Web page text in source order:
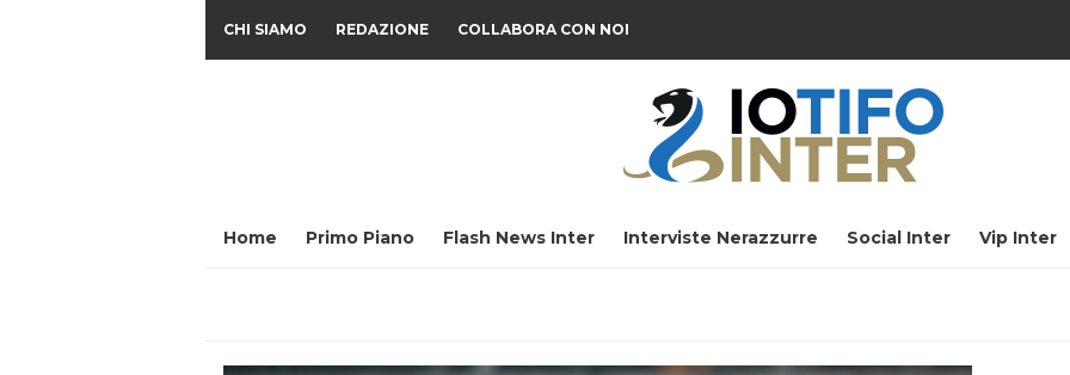
CHI SIAMO REDAZIONE COLLABORA CON NOI
Home Primo Piano Flash News Inter Interviste Nerazzurre Social Inter Vip Inter